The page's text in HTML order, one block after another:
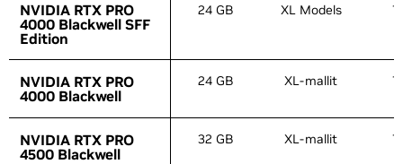
NVIDIA RTX PRO
4000 Blackwell SFF
Edition
24 GB XL Models
NVIDIA RTX PRO
4000 Blackwell
24 GB XL-mallit
NVIDIA RTX PRO
4500 Blackwell
32 GB XL-mallit
NVIDIA RTX PRO
4000 Blackwell SFF
Edition
NVIDIA RTX PRO
4000 Blackwell
NVIDIA RTX PRO
4500 Blackwell